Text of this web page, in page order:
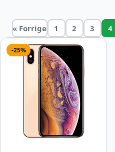
« Forrige 1 2 3 4
-25%